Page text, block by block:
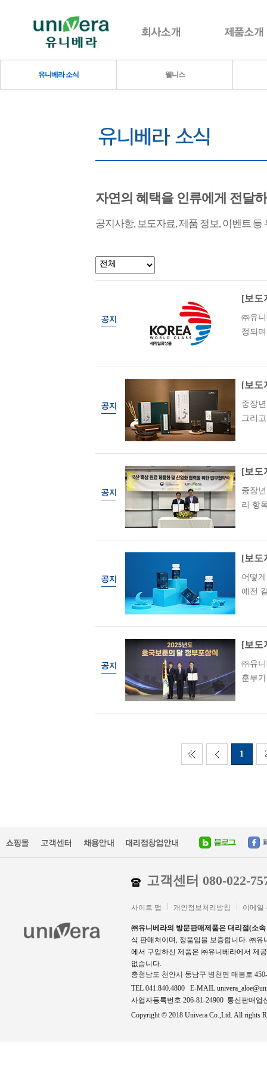
유니베라 소식 웰니스
자연의 혜택을 인류에게 전달
공지사항, 보도자료, 제품 정보, 이벤트
[보도
㈜유
정되
[보도
중장
그리
[보도
중장
리 항
[보도
어떻
예전
[보도
㈜유
훈부
1
고객센터 080-022-
사이트 맵 개인정보처리방침 이메일
㈜유니베라의 방문판매제품은 대리점(소
식 판매처이며, 정품임을 보증합니다. ㈜
에서 구입하신 제품은 ㈜유니베라에서 제
없습니다.
충청남도 천안시 동남구 병천면 매봉로
TEL 041.840.4800 E-MAIL
사업자등록번호 206-81-24900 통신판매업
Copyright © 2018 Univera Co.,Ltd. All rights